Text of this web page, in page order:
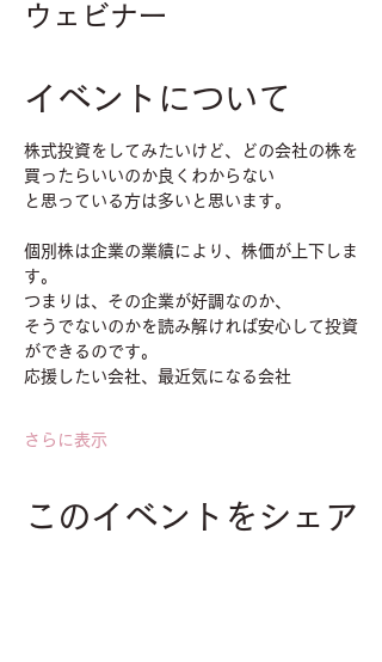
ウェビナー
イベントについて
株式投資をしてみたいけど、どの会社の株を
買ったらいいのか良くわからない
と思っている方は多いと思います。
個別株は企業の業績により、株価が上下しま
す。
つまりは、その企業が好調なのか、
そうでないのかを読み解ければ安心して投資
ができるのです。
応援したい会社、最近気になる会社
さらに表示
このイベントをシェア